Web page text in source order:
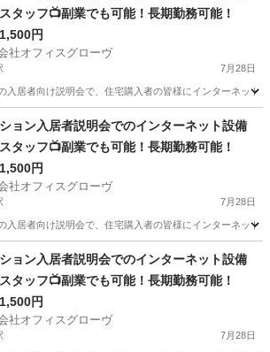
タッフ📺副業でも可能！長期勤務可能！
円
社オフィスグローヴ
7月28日
入居者向け説明会で、住宅購入者の皆様にインターネッ
接客 スタッフ
ョン入居者説明会でのインターネット設備
タッフ📺副業でも可能！長期勤務可能！
円
社オフィスグローヴ
7月28日
入居者向け説明会で、住宅購入者の皆様にインターネッ
接客 スタッフ
ョン入居者説明会でのインターネット設備
タッフ📺副業でも可能！長期勤務可能！
円
社オフィスグローヴ
7月28日